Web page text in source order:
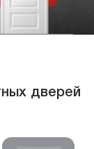
дверей